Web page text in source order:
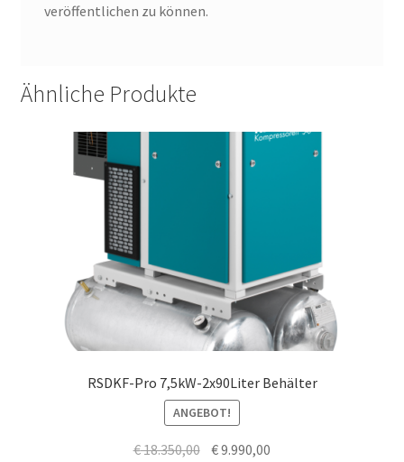
veröffentlichen zu können.
Ähnliche Produkte
RSDKF-Pro 7,5kW-2x90Liter Behälter
ANGEBOT!
€18.350,00 Ursprünglicher
€9.990,00